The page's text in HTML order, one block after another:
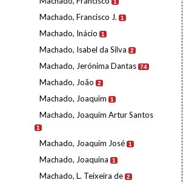
1
Machado, Francisco J. 1
Machado, Inácio 1
Machado, Isabel da Silva 2
Machado, Jerónima Dantas 74
Machado, João 2
Machado, Joaquim 1
Machado, Joaquim Artur Santos
1
Machado, Joaquim José 1
Machado, Joaquina 1
Machado, L. Teixeira de 2